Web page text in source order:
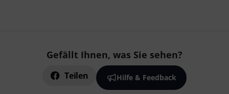
Gefällt Ihnen, was Sie sehen?
Teilen Hilfe & Feedback